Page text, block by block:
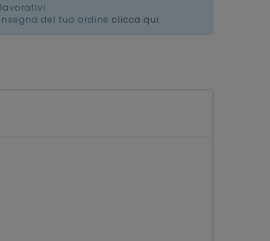
del tuo ordine clicca qui.